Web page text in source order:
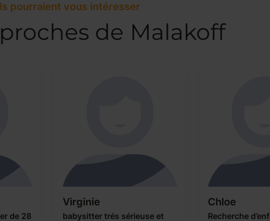
pourraient vous intéresser
de Malakoff
de 28
Virginie
babysitter trés sérieuse et
Chloe
Recherche